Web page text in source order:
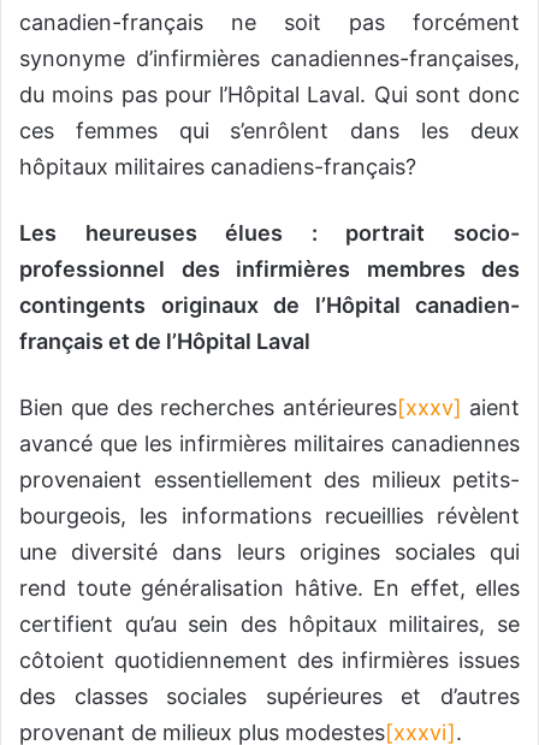
canadien-français ne soit pas forcément
synonyme d’infirmières canadiennes-françaises,
du moins pas pour l’Hôpital Laval. Qui sont donc
ces femmes qui s’enrôlent dans les deux
hôpitaux militaires canadiens-français?
Les heureuses élues : portrait socio-
professionnel des infirmières membres des
contingents originaux de l’Hôpital canadien-
français et de l’Hôpital Laval
Bien que des recherches antérieures[xxxv] aient
avancé que les infirmières militaires canadiennes
provenaient essentiellement des milieux petits-
bourgeois, les informations recueillies révèlent
une diversité dans leurs origines sociales qui
rend toute généralisation hâtive. En effet, elles
certifient qu’au sein des hôpitaux militaires, se
côtoient quotidiennement des infirmières issues
des classes sociales supérieures et d’autres
provenant de milieux plus modestes[xxxvi].